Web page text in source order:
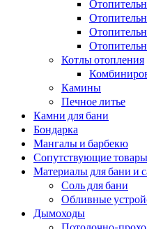
Котлы отопления
Камины
Печное литье
Камни для бани
Бондарка
Мангалы и барбекю
Сопутствующие
Материалы для бани и
Соль для бани
Обливные
Дымоходы